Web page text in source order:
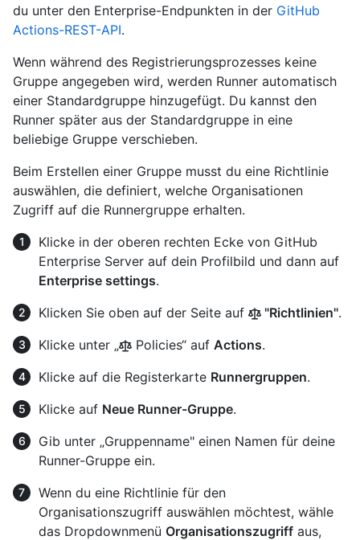
du unter den Enterprise-Endpunkten in der GitHub
Actions-REST-API.
Wenn während des Registrierungsprozesses keine
Gruppe angegeben wird, werden Runner automatisch
einer Standardgruppe hinzugefügt. Du kannst den
Runner später aus der Standardgruppe in eine
beliebige Gruppe verschieben.
Beim Erstellen einer Gruppe musst du eine Richtlinie
auswählen, die definiert, welche Organisationen
Zugriff auf die Runnergruppe erhalten.
Klicke in der oberen rechten Ecke von GitHub
Enterprise Server auf dein Profilbild und dann auf
Enterprise settings.
Klicken Sie oben auf der Seite auf
"Richtlinien".
Klicke unter „
Policies“ auf Actions.
Klicke auf die Registerkarte Runnergruppen.
Klicke auf Neue Runner-Gruppe.
Gib unter „Gruppenname" einen Namen für deine
Runner-Gruppe ein.
Wenn du eine Richtlinie für den
Organisationszugriff auswählen möchtest, wähle
das Dropdownmenü Organisationszugriff aus,